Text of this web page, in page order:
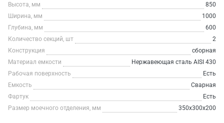
Высота, мм
850
Ширина, мм
1000
Глубина, мм
600
Количество секций, шт
2
Конструкция
сборная
Материал емкости
Нержавеющая сталь AISI 430
Рабочая поверхность
Есть
Емкость
Сварная
Фартук
Есть
Размер моечного отделения, мм
350х300х200